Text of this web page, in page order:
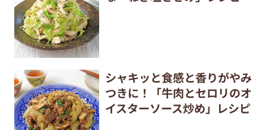
シャキッと食感と香りがやみ
つきに！「牛肉とセロリのオ
イスターソース炒め」レシピ